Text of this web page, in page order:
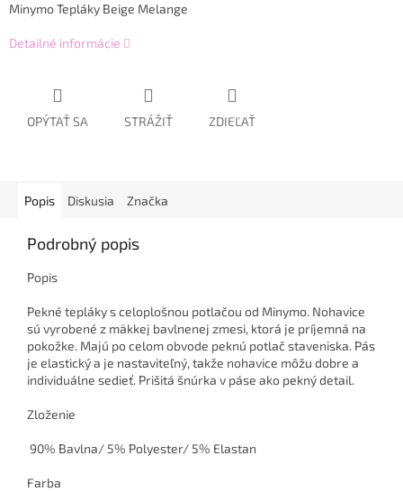
Minymo Tepláky Beige Melange
Detailné informácie
OPÝTAŤ SA STRÁŽIŤ ZDIEĽAŤ
Popis Diskusia Značka
Podrobný popis
Popis
Pekné tepláky s celoplošnou potlačou od Minymo. Nohavice
sú vyrobené z mäkkej bavlnenej zmesi, ktorá je príjemná na
pokožke. Majú po celom obvode peknú potlač staveniska. Pás
je elastický a je nastaviteľný, takže nohavice môžu dobre a
individuálne sedieť. Prišitá šnúrka v páse ako pekný detail.
Zloženie
90% Bavlna/ 5% Polyester/ 5% Elastan
Farba